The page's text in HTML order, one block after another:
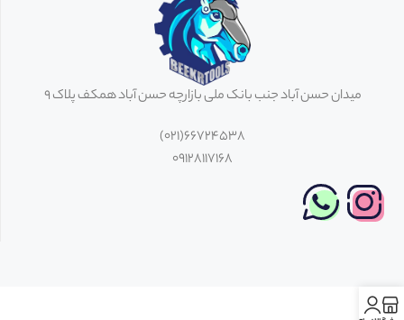
میدان حسن آباد جنب بانک ملی بازارچه حسن آباد همکف پلاک 9
66724538(021)
09128117168